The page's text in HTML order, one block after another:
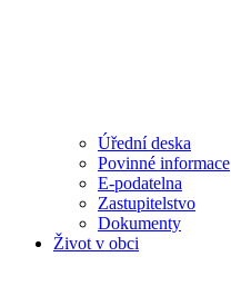
Úřední deska
Povinné informace
E-podatelna
Zastupitelstvo
Dokumenty
Život v obci